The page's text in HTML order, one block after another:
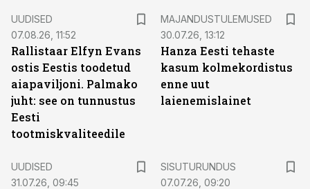
UUDISED
07.08.26, 11:52
Rallistaar Elfyn Evans
ostis Eestis toodetud
aiapaviljoni. Palmako
juht: see on tunnustus
Eesti
tootmiskvaliteedile
MAJANDUSTULEMUSED
30.07.26, 13:12
Hanza Eesti tehaste
kasum kolmekordistus
enne uut
laienemislainet
UUDISED
31.07.26, 09:45
SISUTURUNDUS
07.07.26, 09:20